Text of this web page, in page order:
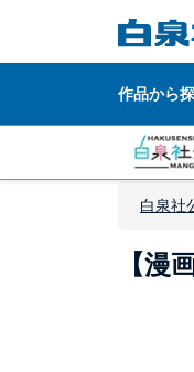
作品から
白泉社
【漫